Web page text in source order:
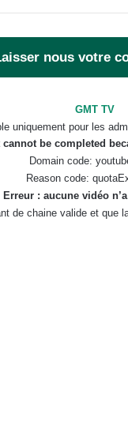
nous votre
GMT TV
uniquement pour les
cannot be completed
Domain code:
Reason code:
Erreur : aucune vidéo
de chaine valide et